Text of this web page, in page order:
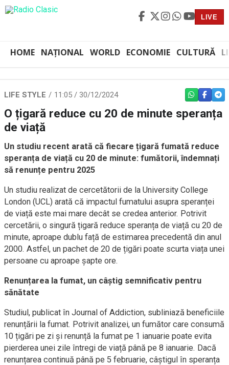
LIVE
HOME NAȚIONAL WORLD ECONOMIE CULTURĂ
LIFE STYLE 11:05 / 30/12/2024 WHATSAPP
O țigară reduce cu 20 de minute speranța
de viață
Un studiu recent arată că fiecare țigară fumată reduce
speranța de viață cu 20 de minute: fumătorii, îndemnați
să renunțe pentru 2025
Un studiu realizat de cercetătorii de la University College
London (UCL) arată că impactul fumatului asupra speranței
de viață este mai mare decât se credea anterior. Potrivit
cercetării, o singură țigară reduce speranța de viață cu 20 de
minute, aproape dublu față de estimarea precedentă din anul
2000. Astfel, un pachet de 20 de țigări poate scurta viața unei
persoane cu aproape șapte ore.
Renunțarea la fumat, un câștig semnificativ pentru
sănătate
Studiul, publicat în Journal of Addiction, subliniază beneficiile
renunțării la fumat. Potrivit analizei, un fumător care consumă
10 țigări pe zi și renunță la fumat pe 1 ianuarie poate evita
pierderea unei zile întregi de viață până pe 8 ianuarie. Dacă
renunțarea continuă până pe 5 februarie, câștigul în speranța